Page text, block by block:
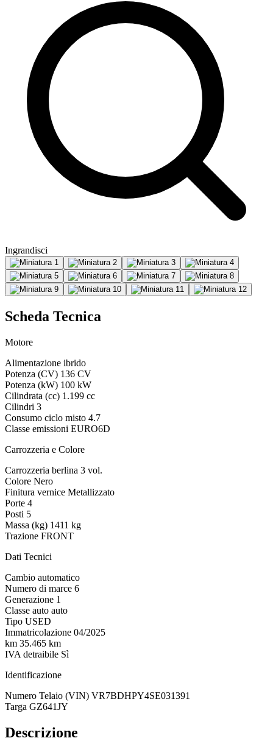
Ingrandisci
Scheda Tecnica
Motore
Alimentazione ibrido
Potenza (CV) 136 CV
Potenza (kW) 100 kW
Cilindrata (cc) 1.199 cc
Cilindri 3
Consumo ciclo misto 4.7
Classe emissioni EURO6D
Carrozzeria e Colore
Carrozzeria berlina 3 vol.
Colore Nero
Finitura vernice Metallizzato
Porte 4
Posti 5
Massa (kg) 1411 kg
Trazione FRONT
Dati Tecnici
Cambio automatico
Numero di marce 6
Generazione 1
Classe auto auto
Tipo USED
Immatricolazione 04/2025
km 35.465 km
IVA detraibile Sì
Identificazione
Numero Telaio (VIN) VR7BDHPY4SE031391
Targa GZ641JY
Descrizione